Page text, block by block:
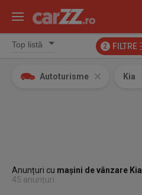
2 FILTRE
Autoturisme Kia
Anunțuri cu mașini de vânzare Kia
45 anunțuri